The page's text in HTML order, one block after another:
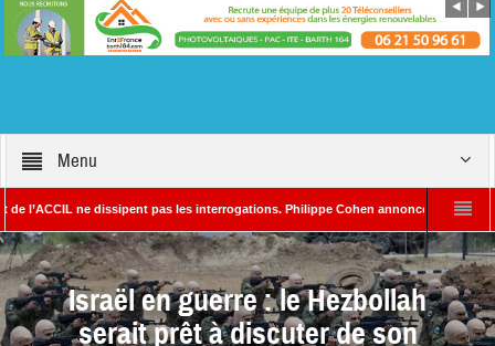
Menu
ne dissipent pas les interrogations. Philippe Cohen annonce se réserver le
– Rédacteur en chef d’Israël Actualités L’Iran menace de frapper Tel-Aviv
Israël en guerre : le Hezbollah
serait prêt à discuter de son